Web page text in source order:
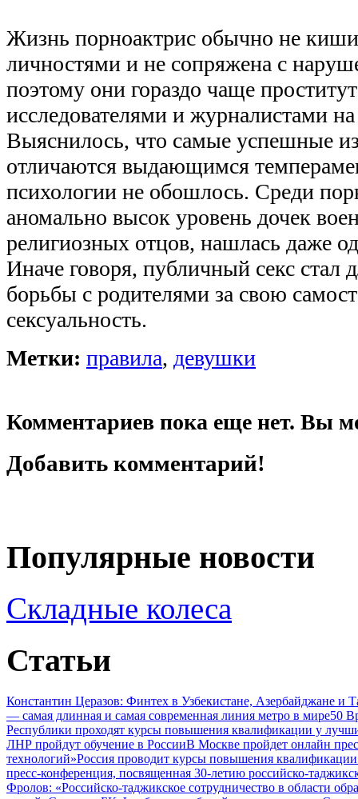
Жизнь порноактрис обычно не
личностями и не сопряжена с
поэтому они гораздо чаще
исследователями и журналистами
Выяснилось, что самые успешные
отличаются выдающимся
психологии не обошлось. Среди
аномально высок уровень дочек
религиозных отцов, нашлась даже
Иначе говоря, публичный секс стал
борьбы с родителями за свою
сексуальность.
Метки: правила, девушки
Комментариев пока еще нет. Вы
Добавить комментарий!
Популярные новости
Складные колеса
Статьи
Константин Церазов: Финтех в Узбекистане, Азербайджане
— самая длинная и самая современная линия метро в мире50
Республики проходят курсы повышения квалификации у
ЛНР пройдут обучение в РоссииВ Москве пройдет онлайн
технологий»Россия проводит курсы повышения квалификации
пресс-конференция, посвященная 30-летию российско-
Фролов: «Российско-таджикское сотрудничество в области